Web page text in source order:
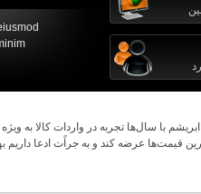
با سال‌ها تجربه در واردات كالا
قيمت‌ها عرضه كند و به جراًت ادعا